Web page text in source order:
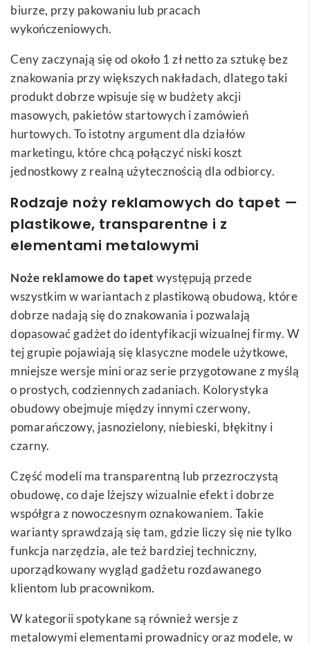
biurze, przy pakowaniu lub pracach
wykończeniowych.
Ceny zaczynają się od około 1 zł netto za sztukę bez
znakowania przy większych nakładach, dlatego taki
produkt dobrze wpisuje się w budżety akcji
masowych, pakietów startowych i zamówień
hurtowych. To istotny argument dla działów
marketingu, które chcą połączyć niski koszt
jednostkowy z realną użytecznością dla odbiorcy.
Rodzaje noży reklamowych do tapet —
plastikowe, transparentne i z
elementami metalowymi
Noże reklamowe do tapet występują przede
wszystkim w wariantach z plastikową obudową, które
dobrze nadają się do znakowania i pozwalają
dopasować gadżet do identyfikacji wizualnej firmy. W
tej grupie pojawiają się klasyczne modele użytkowe,
mniejsze wersje mini oraz serie przygotowane z myślą
o prostych, codziennych zadaniach. Kolorystyka
obudowy obejmuje między innymi czerwony,
pomarańczowy, jasnozielony, niebieski, błękitny i
czarny.
Część modeli ma transparentną lub przezroczystą
obudowę, co daje lżejszy wizualnie efekt i dobrze
współgra z nowoczesnym oznakowaniem. Takie
warianty sprawdzają się tam, gdzie liczy się nie tylko
funkcja narzędzia, ale też bardziej techniczny,
uporządkowany wygląd gadżetu rozdawanego
klientom lub pracownikom.
W kategorii spotykane są również wersje z
metalowymi elementami prowadnicy oraz modele, w